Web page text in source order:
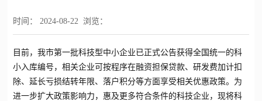
时间： 2024-08-22 浏览：
目前，我市第一批科技型中小企业已正式公告获得全国统一的科
小入库编号，相关企业可按程序在融资担保贷款、研发费加计扣
除、延长亏损结转年限、落户积分等方面享受相关优惠政策。为
进一步扩大政策影响力，惠及更多符合条件的科技企业，现将科